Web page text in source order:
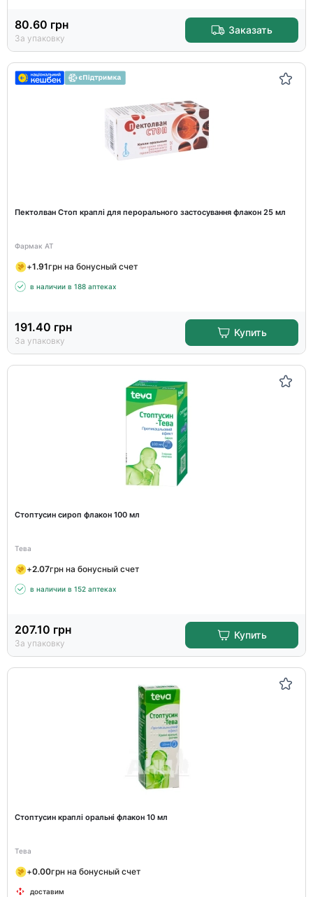
80.60 грн
За упаковку
Заказать
Пектолван Стоп краплі для перорального застосування флакон 25 мл
Фармак АТ
+1.91грн на бонусный счет
в наличии в 188 аптеках
191.40 грн
За упаковку
Купить
Стоптусин сироп флакон 100 мл
Тева
+2.07грн на бонусный счет
в наличии в 152 аптеках
207.10 грн
За упаковку
Купить
Стоптусин краплі оральні флакон 10 мл
Тева
+0.00грн на бонусный счет
доставим